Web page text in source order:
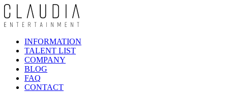
INFORMATION
TALENT LIST
COMPANY
BLOG
FAQ
CONTACT